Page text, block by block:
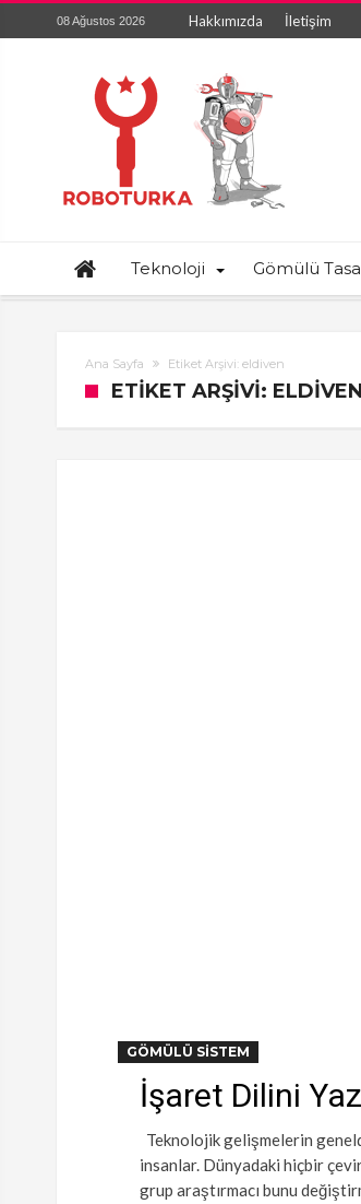
08 Ağustos 2026 Hakkımızda İletişim
Teknoloji Gömülü
Ana Sayfa Etiket Arşivi: eldiven
ETIKET ARŞIVI: ELDIVEN
GÖMÜLÜ SISTEM
İşaret Dilini
Teknolojik gelişmelerin
insanlar. Dünyadaki hiçbir
grup araştırmacı bunu